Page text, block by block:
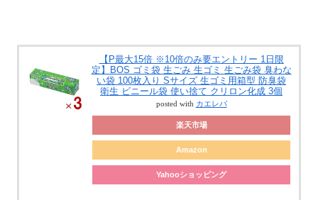
【P最大15倍 ※10倍のみ要エントリー 1日限
定】BOS ゴミ袋 生ごみ 生ゴミ 生ごみ袋 臭わな
い袋 100枚入り Sサイズ 生ゴミ用箱型 防臭袋
衛生 ビニール袋 使い捨て クリロン化成 3個
posted with カエレバ
楽天市場
Amazon
Yahooショッピング